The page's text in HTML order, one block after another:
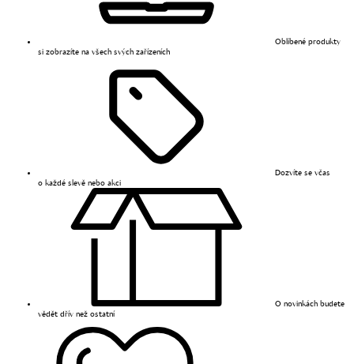
Oblíbené produkty
si zobrazíte na všech svých zařízeních
Dozvíte se včas
o každé slevě nebo akci
O novinkách budete
vědět dřív než ostatní